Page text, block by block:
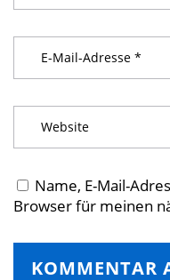
Name, E-Mail-
Browser für meinen